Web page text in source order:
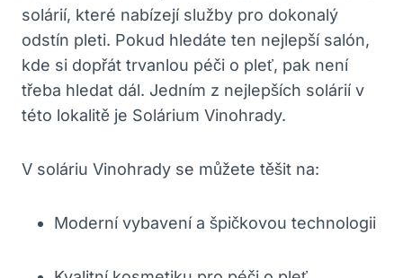
solárií, které⁤ nabízejí‌ služby pro dokonalý
odstín pleti. Pokud⁤ hledáte ten ​nejlepší salón,
kde si dopřát trvanlou⁢ péči o pleť, pak není
třeba hledat dál. ⁤Jedním z ​nejlepších ‌solárií v
této lokalitě je‍ Solárium Vinohrady.
V soláriu Vinohrady se⁢ můžete těšit na:
Moderní‍ vybavení a špičkovou technologii